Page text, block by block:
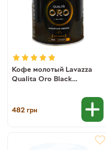
Кофе молотый Lavazza
Qualita Oro Black
арабика, 250 г (ж/б)
482 грн